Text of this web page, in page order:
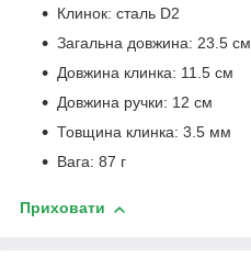
Клинок: сталь D2
Загальна довжина: 23.5 см
Довжина клинка: 11.5 см
Довжина ручки: 12 см
Товщина клинка: 3.5 мм
Вага: 87 г
Приховати